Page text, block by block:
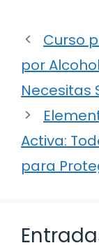
Curso
por
Necesitas
Activa:
para